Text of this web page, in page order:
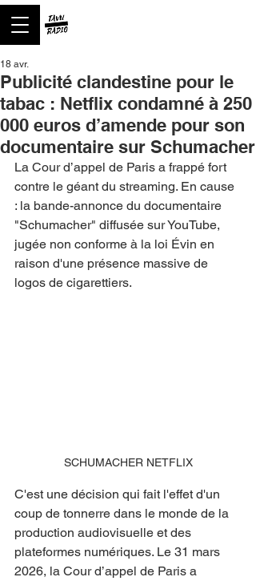
Publicité clandestine pour le
tabac : Netflix condamné à 250
000 euros d’amende pour son
documentaire sur Schumacher
18 avr.
La Cour d’appel de Paris a frappé fort
contre le géant du streaming. En cause
: la bande-annonce du documentaire
"Schumacher" diffusée sur YouTube,
jugée non conforme à la loi Évin en
raison d'une présence massive de
logos de cigarettiers.
SCHUMACHER NETFLIX
C'est une décision qui fait l'effet d'un
coup de tonnerre dans le monde de la
production audiovisuelle et des
plateformes numériques. Le 31 mars
2026, la Cour d’appel de Paris a